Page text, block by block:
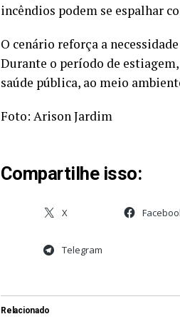
incêndios podem se espalhar
O cenário reforça a
Durante o período de
saúde pública, ao meio
Foto: Arison Jardim
Compartilhe isso:
X
Telegram
Relacionado